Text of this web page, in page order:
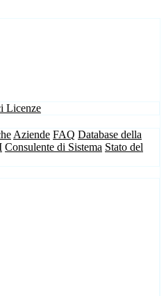
Licenze
Aziende FAQ Database della
Consulente di Sistema Stato del